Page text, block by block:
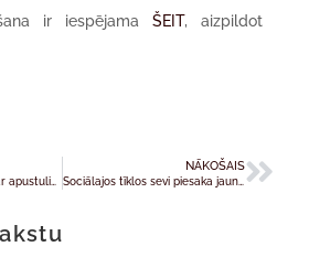
ir iespējama ŠEIT, aizpildot
NĀKOŠAIS
Sociālajos tīklos sevi piesaka jauns medijs – Baznīca TV